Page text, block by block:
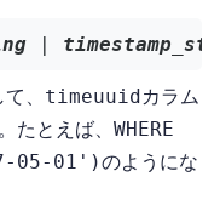
|
、 timeuuidカラム
たとえば、 WHERE
05-01')のようにな